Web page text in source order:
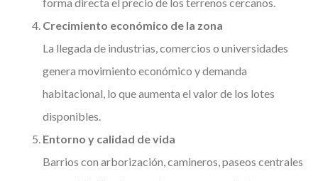
Crecimiento económico de la zona
La llegada de industrias, comercios o universidades
genera movimiento económico y demanda
habitacional, lo que aumenta el valor de los lotes
disponibles.
Entorno y calidad de vida
Barrios con arborización, camineros, paseos centrales